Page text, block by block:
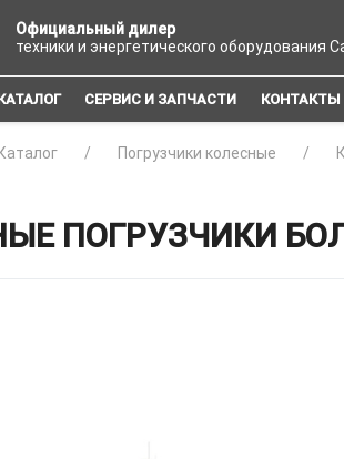
Официальный дилер
техники и энергетического оборудования
СЕРВИС И ЗАПЧАСТИ КОНТАКТЫ
Каталог Погрузчики колесные
ПОГРУЗЧИКИ